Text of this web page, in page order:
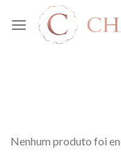
Nenhum produto foi